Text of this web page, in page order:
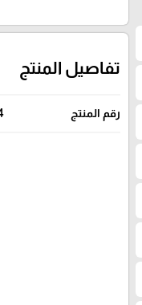
تفاصيل المنتج
رقم المنتج